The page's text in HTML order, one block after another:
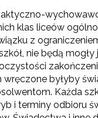
klas liceów
z
nie będą
byłyby
Każda
i terminy odbioru